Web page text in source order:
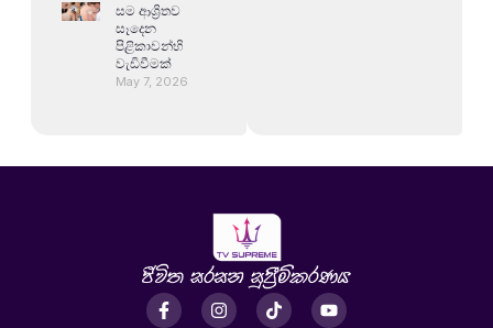
සම ආශ්‍රිතව
සෑදෙන
පිළිකාවන්හි
වැඩිවීමක්
May 7, 2026